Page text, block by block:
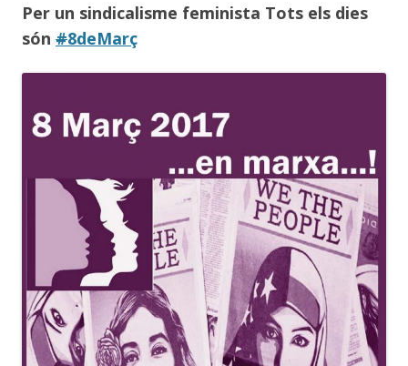
Per un sindicalisme feminista Tots els dies
són #8deMarç